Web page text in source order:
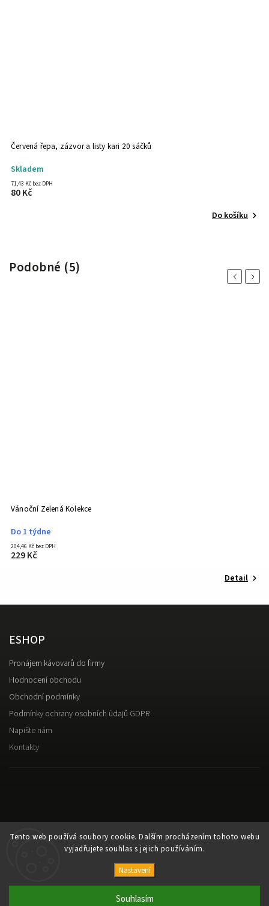
Tento web používá soubory cookie. Dalším procházením tohoto webu
vyjadřujete souhlas s jejich používáním.
Nastavení
Souhlasím
Červená řepa, zázvor a listy kari 20 sáčků
Skladem
71,43 Kč bez DPH
80 Kč
Do košíku
Podobné (5)
Previous
Vánoční Zelená Kolekce
Do 1 týdne
204,46 Kč bez DPH
229 Kč
Detail
Next
ESHOP
Pronájem kávovarů do firmy
Hodnocení obchodu
Obchodní podmínky
Podmínky ochrany osobních údajů GDPR
Napište nám
Kontakty
Káva Alesio
Upravit nastavení cookies